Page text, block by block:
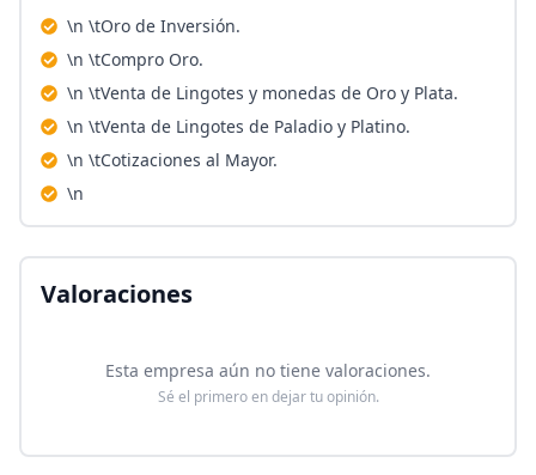
\n \tOro de Inversión.
\n \tCompro Oro.
\n \tVenta de Lingotes y monedas de Oro y Plata.
\n \tVenta de Lingotes de Paladio y Platino.
\n \tCotizaciones al Mayor.
\n
Valoraciones
Esta empresa aún no tiene valoraciones.
Sé el primero en dejar tu opinión.